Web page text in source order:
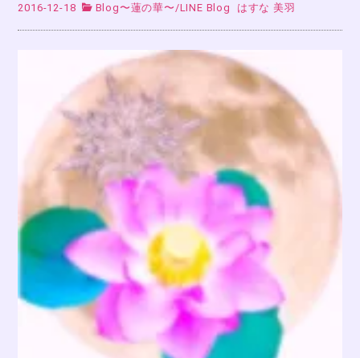
2016-12-18 Blog〜蓮の華〜 /LINE Blog はすな 美羽